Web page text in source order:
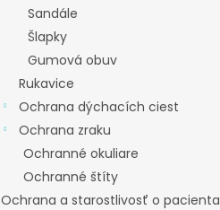
Sandále
Šlapky
Gumová obuv
Rukavice
Ochrana dýchacích ciest
Ochrana zraku
Ochranné okuliare
Ochranné štíty
Ochrana a starostlivosť o pacienta